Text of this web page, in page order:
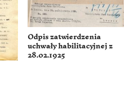
Odpis zatwierdzenia
uchwały habilitacyjnej z
28.02.1925